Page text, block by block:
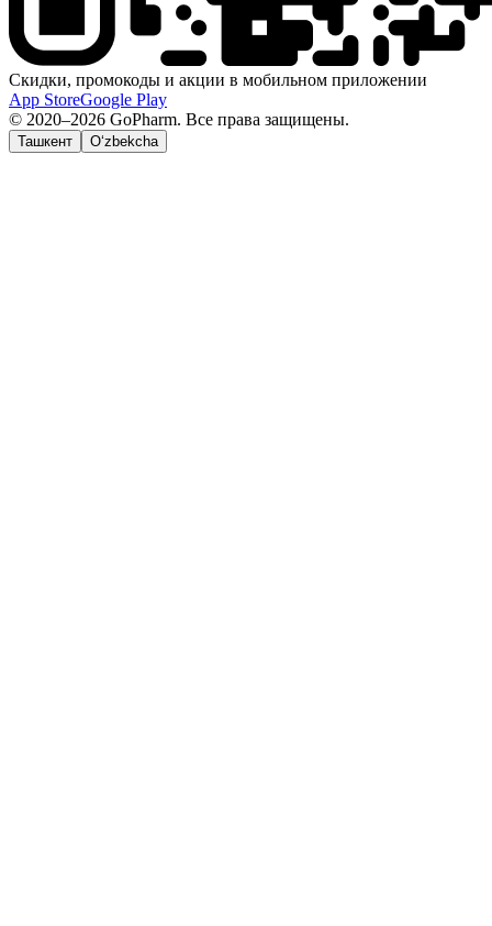
Скидки, промокоды и акции в мобильном приложении
App StoreGoogle Play
© 2020–2026 GoPharm. Все права защищены.
Ташкент O‘zbekcha